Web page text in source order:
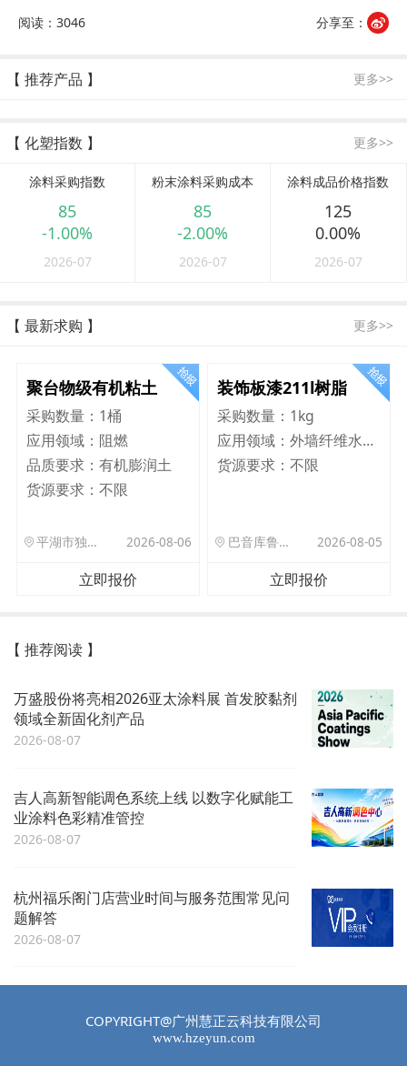
阅读：3046 分享至：
【 推荐产品 】 更多>>
【 化塑指数 】 更多>>
涂料采购指数
85
-1.00%
2026-07
粉末涂料采购成本
85
-2.00%
2026-07
涂料成品价格指数
125
0.00%
2026-07
【 最新求购 】 更多>>
聚台物级有机粘土
采购数量： 1桶
应用领域： 阻燃
品质要求： 有机膨润土
货源要求： 不限
平湖市独山港镇集港路 589 号 2026-08-06
立即报价
装饰板漆211l树脂
采购数量： 1kg
应用领域：
外墙纤维水泥板
货源要求：不限
巴音库鲁提镇,托帕口岸六号库房 2026-08-05
立即报价
【 推荐阅读 】
万盛股份将亮相2026亚太涂料展 首发胶黏剂
领域全新固化剂产品
2026-08-07
吉人高新智能调色系统上线 以数字化赋能工
业涂料色彩精准管控
2026-08-07
杭州福乐阁门店营业时间与服务范围常见问
题解答
2026-08-07
COPYRIGHT@广州慧正云科技有限公司
www.hzeyun.com